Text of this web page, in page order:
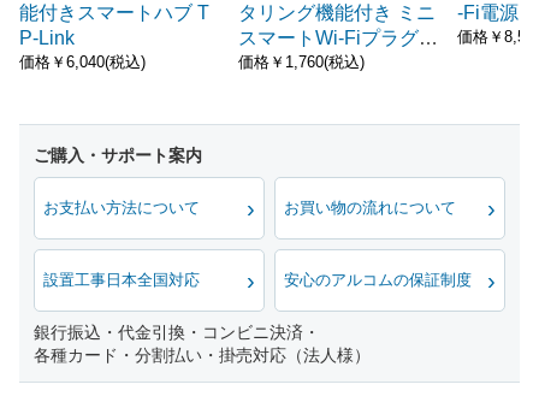
能付きスマートハブ T
P-Link
価格￥6,040(税込)
タリング機能付き ミニ
スマートWi-Fiプラグ T
P-Link
価格￥1,760(税込)
-Fi電源
価格￥
お支払い方法について お買い物の流れについて
設置工事日本全国対応 安心のアルコムの保証制度
銀行振込・代金引換・コンビニ決済・
各種カード・分割払い・掛売対応（法人様）